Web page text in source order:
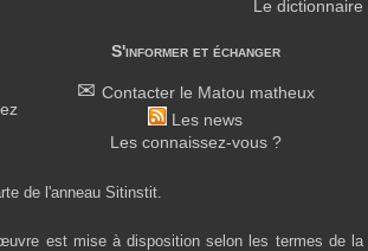
S'informer et échanger
Contacter le Matou matheux
Les news
Les connaissez-vous ?
Le dictionnaire
de l'anneau Sitinstit.
est mise à disposition selon les termes de la